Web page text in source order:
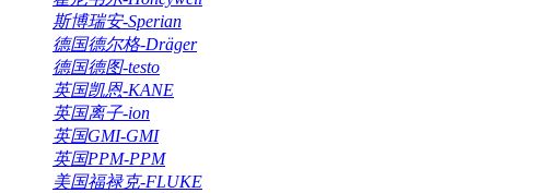
斯博瑞安-Sperian
德国德尔格-Dräger
德国德图-testo
英国凯恩-KANE
英国离子-ion
英国GMI-GMI
英国PPM-PPM
美国福禄克-FLUKE